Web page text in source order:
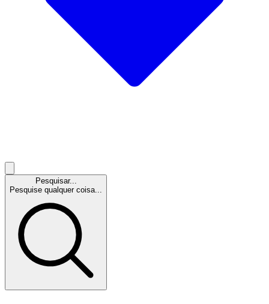
Pesquisar...
Pesquise qualquer coisa...